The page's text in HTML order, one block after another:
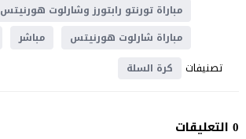
مباراة تورنتو رابتورز وشارلوت هورنيتس
مباراة شارلوت هورنيتس
مباشر
تصنيفات كرة السلة
0 التعليقات